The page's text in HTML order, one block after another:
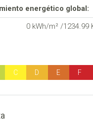
energético global:
0 kWh/m² /1234.99
C D E F